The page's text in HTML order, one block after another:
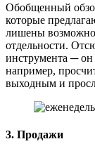
Обобщенный
которые
лишены
отдельности.
инструмента ─ он
например,
выходным и
3. Продажи